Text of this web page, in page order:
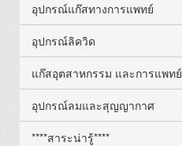
อุปกรณ์แก๊สทางการแพทย์
อุปกรณ์ลิควิด
แก๊สอุตสาหกรรม และการแพทย์
อุปกรณ์ลมและสุญญากาศ
****สาระน่ารู้****